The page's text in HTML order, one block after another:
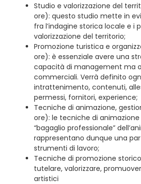
Studio e valorizzazione del
ore): questo studio mette in
fra l’indagine storica locale e i
valorizzazione del territorio;
Promozione turistica e
ore): è essenziale avere una
capacità di management ma
commerciali. Verrà definito
intrattenimento, contenuti,
permessi, fornitori, experience;
Tecniche di animazione,
ore): le tecniche di
“bagaglio professionale”
rappresentano dunque una
strumenti di lavoro;
Tecniche di promozione
tutelare, valorizzare,
artistici